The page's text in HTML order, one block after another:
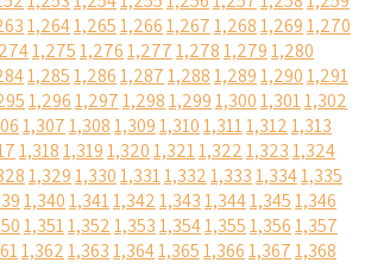
1,2641,2651,2661,2671,2681,2691,270
1,2751,2761,2771,2781,2791,280
1,2851,2861,2871,2881,2891,2901,291
1,2961,2971,2981,2991,3001,3011,302
1,3071,3081,3091,3101,3111,3121,313
1,3181,3191,3201,3211,3221,3231,324
1,3291,3301,3311,3321,3331,3341,335
1,3401,3411,3421,3431,3441,3451,346
1,3511,3521,3531,3541,3551,3561,357
1,3621,3631,3641,3651,3661,3671,368